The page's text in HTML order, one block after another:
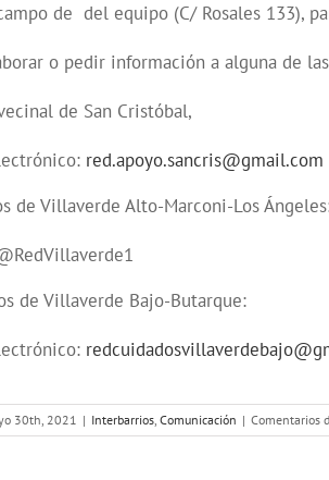
de del equipo (C/ Rosales 133),
o pedir información a alguna de
de San Cristóbal,
red.apoyo.sancris@gmail.com
de Villaverde Alto-Marconi-Los
de Villaverde Bajo-Butarque:
30th, 2021 | Interbarrios, Comunicación | Comentarios